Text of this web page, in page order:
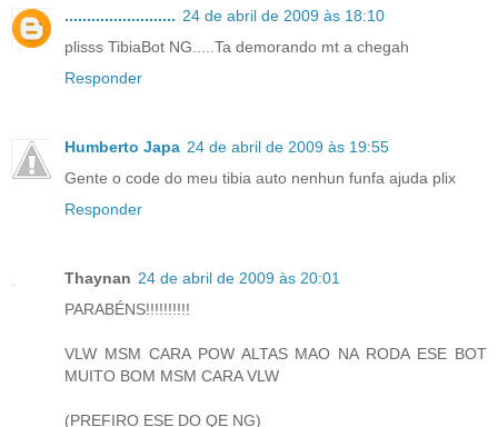
......................... 24 de abril de 2009 às 18:10
plisss TibiaBot NG.....Ta demorando mt a chegah
Responder
Humberto Japa 24 de abril de 2009 às 19:55
Gente o code do meu tibia auto nenhun funfa ajuda plix
Responder
Thaynan 24 de abril de 2009 às 20:01
PARABÉNS!!!!!!!!!!
VLW MSM CARA POW ALTAS MAO NA RODA ESE BOT
MUITO BOM MSM CARA VLW
(PREFIRO ESE DO QE NG)